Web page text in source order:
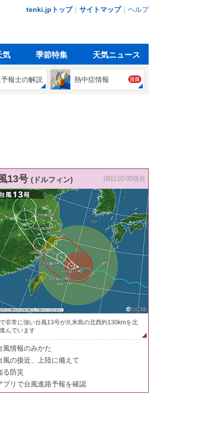
tenki.jpトップ｜ サイトマップ｜ ヘルプ
気 季節特集 天気ニュース
報士の解説 熱中症情報 注目
13号 (ドルフィン) 08日10:00現在
非常に強い台風13号が久米島の北西約130kmを北
んでいます
風情報のみかた
風の接近、上陸に備えて
る防災
プリで台風進路予報を確認